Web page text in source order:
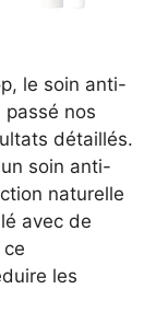
le soin anti-
passé nos
détaillés.
soin anti-
naturelle
avec de
les